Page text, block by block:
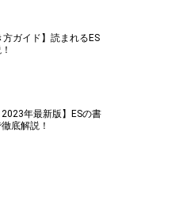
方ガイド】読まれるES
2023年最新版】ESの書
底解説！